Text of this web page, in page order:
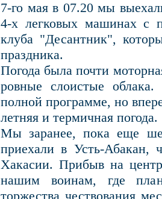
7-го мая в 07.20 мы
4-х легковых машинах с
клуба "Десантник",
праздника.
Погода была почти
ровные слоистые
полной программе, но
летняя и термичная погода.
Мы заранее, пока еще
приехали в Усть-Абакан,
Хакасии. Прибыв на
нашим воинам, где
торжества чествования